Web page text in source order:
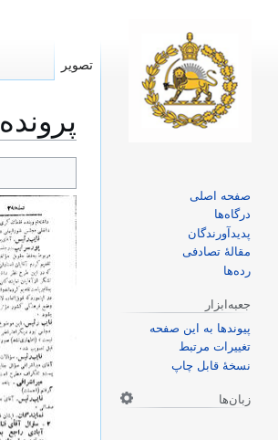
پرونده
به
ناوبری
به
جستجو
تصویر
صفحه اصلی
درگاه‌ها
پدیدآورندگان
مقالهٔ تصادفی
رده‌ها
جعبه‌ابزار
پیوندها به این صفحه
تغییرات مرتبط
نسخهٔ قابل چاپ
زبان‌ها